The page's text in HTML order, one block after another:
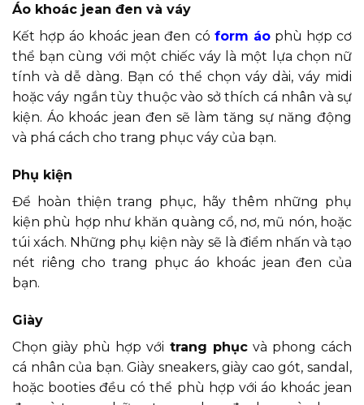
Áo khoác jean đen và váy
Kết hợp áo khoác jean đen có form áophù hợp cơ
thể bạn cùng với một chiếc váy là một lựa chọn nữ
tính và dễ dàng. Bạn có thể chọn váy dài, váy midi
hoặc váy ngắn tùy thuộc vào sở thích cá nhân và sự
kiện. Áo khoác jean đen sẽ làm tăng sự năng động
và phá cách cho trang phục váy của bạn.
Phụ kiện
Để hoàn thiện trang phục, hãy thêm những phụ
kiện phù hợp như khăn quàng cổ, nơ, mũ nón, hoặc
túi xách. Những phụ kiện này sẽ là điểm nhấn và tạo
nét riêng cho trang phục áo khoác jean đen của
bạn.
Giày
Chọn giày phù hợp với trang phụcvà phong cách
cá nhân của bạn. Giày sneakers, giày cao gót, sandal,
hoặc booties đều có thể phù hợp với áo khoác jean